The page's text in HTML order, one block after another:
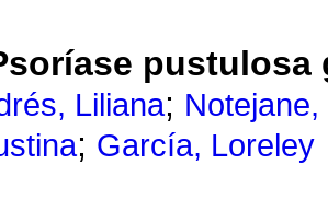
pustulosa
Liliana;
; García, Loreley